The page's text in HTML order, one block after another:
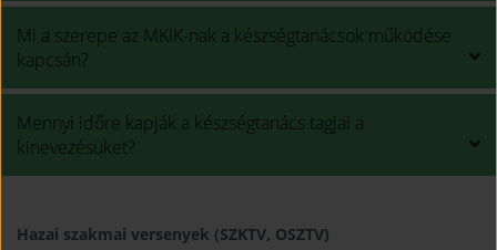
Mi a szerepe az MKIK-nak a készségtanácsok működése
kapcsán?
Mennyi időre kapják a készségtanács tagjai a
kinevezésüket?
Hazai szakmai versenyek (SZKTV, OSZTV)